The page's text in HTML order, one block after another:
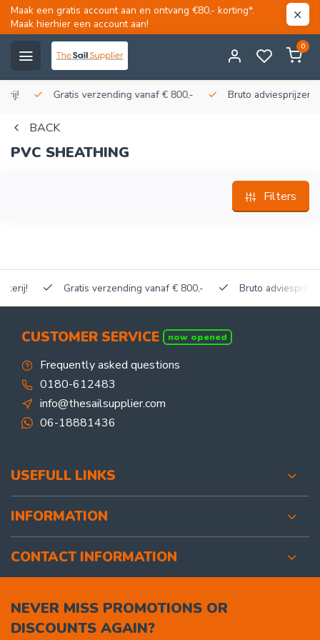
Maak een gratis account aan en ontvang €80,- korting*.
Maak hierhier een account aan!
0
Gratis verzending vanaf € 800,- Bruto adviesprijzen,
BACK
PVC SHEATHING
Filters
Gratis verzending vanaf € 800,- Bruto adviesprijzen,
CUSTOMER SERVICE now opened
Frequently asked questions
0180-612483
info@thesailsupplier.com
06-18881436
USEFULL LINKS
INFORMATION
CONTACT INFORMATION
NEVER MISS PROMOTIONS OR
DISCOUNTS AGAIN?